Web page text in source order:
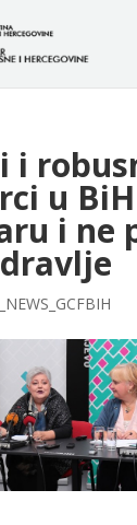
i
u
i ne
_NEWS_GCFBIH